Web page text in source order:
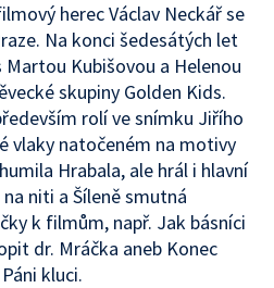
herec Václav Neckář se
Na konci šedesátých let
Kubišovou a Helenou
skupiny Golden Kids.
rolí ve snímku Jiřího
vlaky natočeném na motivy
Hrabala, ale hrál i hlavní
niti a Šíleně smutná
k filmům, např. Jak básníci
dr. Mráčka aneb Konec
kluci.